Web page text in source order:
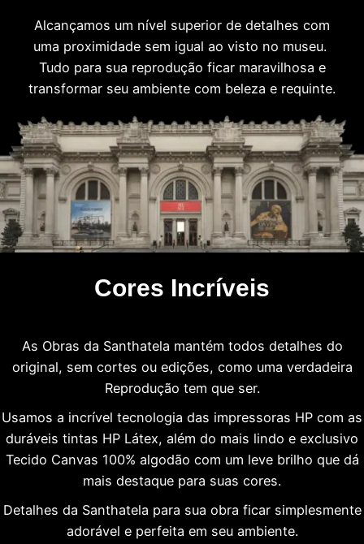
Alcançamos um nível superior de detalhes com
uma proximidade sem igual ao visto no museu.
Tudo para sua reprodução ficar maravilhosa e
transformar seu ambiente com beleza e requinte.
Cores Incríveis
As Obras da Santhatela mantém todos detalhes do
original, sem cortes ou edições, como uma verdadeira
Reprodução tem que ser.
Usamos a incrível tecnologia das impressoras HP com as
duráveis tintas HP Látex, além do mais lindo e exclusivo
Tecido Canvas 100% algodão com um leve brilho que dá
mais destaque para suas cores.
Detalhes da Santhatela para sua obra ficar simplesmente
adorável e perfeita em seu ambiente.